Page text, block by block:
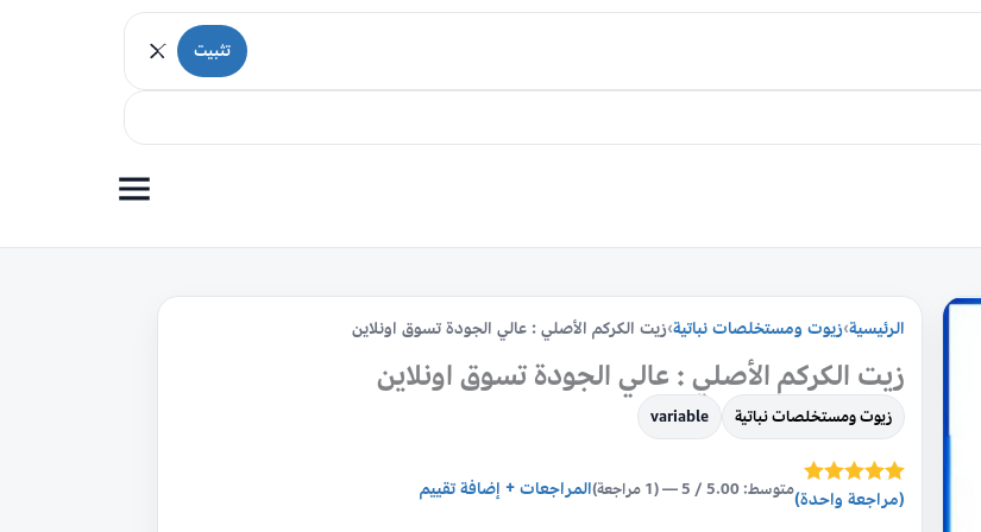
تثبيت
الرئيسية›زيوت ومستخلصات نباتية›زيت الكركم الأصلي : عالي الجودة تسوق اونلاين
زيت الكركم الأصلي : عالي الجودة تسوق اونلاين
زيوت ومستخلصات نباتية variable
تم التقييم بـ
(مراجعة واحدة)متوسط: 5.00 / 5 — (1 مراجعة) المراجعات + إضافة تقييم
كمية
زيت
الكركم
الأصلي
عالي
الجودة